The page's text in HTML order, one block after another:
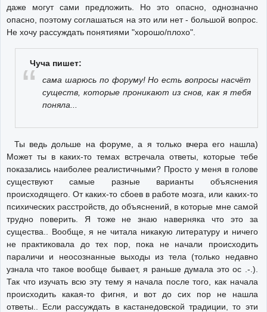
даже могут сами предложить. Но это опасно, однозначно
опасно, поэтому соглашаться на это или нет - большой вопрос.
Не хочу рассуждать понятиями "хорошо/плохо".
Чуча пишет:
сама шарюсь по форуму! Но есть вопросы насчёт
существ, которые проникают из снов, как я тебя
поняла...
Ты ведь дольше на форуме, а я только вчера его нашла)
Может ты в каких-то темах встречала ответы, которые тебе
показались наиболее реалистичными? Просто у меня в голове
существуют самые разные варианты объяснения
происходящего. От каких-то сбоев в работе мозга, или каких-то
психических расстройств, до объяснений, в которые мне самой
трудно поверить. Я тоже не знаю наверняка что это за
существа.. Вообще, я не читала никакую литературу и ничего
не практиковала до тех пор, пока не начали происходить
параличи и неосознанные выходы из тела (только недавно
узнала что такое вообще бывает, я раньше думала это ос .-.).
Так что изучать всю эту тему я начала после того, как начала
происходить какая-то фигня, и вот до сих пор не нашла
ответы.. Если рассуждать в кастанедовской традиции, то эти